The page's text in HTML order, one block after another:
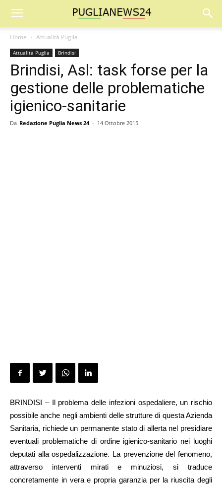
Home Attualità Puglia
Attualità Puglia Brindisi
Brindisi, Asl: task forse per la
gestione delle problematiche
igienico-sanitarie
Da Redazione Puglia News 24 - 14 Ottobre 2015
BRINDISI – Il problema delle infezioni ospedaliere, un rischio
possibile anche negli ambienti delle strutture di questa Azienda
Sanitaria, richiede un permanente stato di allerta nel presidiare
eventuali problematiche di ordine igienico-sanitario nei luoghi
deputati alla ospedalizzazione. La prevenzione del fenomeno,
attraverso interventi mirati e minuziosi, si traduce
concretamente in vera e propria garanzia per la riuscita degli